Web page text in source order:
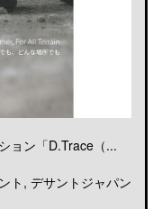
ョン「D.Trace（...
ト ,デサントジャパン